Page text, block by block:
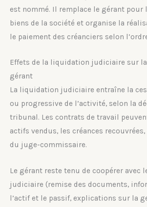
est nommé. Il remplace le gérant pour
biens de la société et organise la
le paiement des créanciers selon
Effets de la liquidation judiciaire sur
gérant
La liquidation judiciaire entraîne la
ou progressive de l’activité, selon la
tribunal. Les contrats de travail
actifs vendus, les créances
du juge-commissaire.
Le gérant reste tenu de coopérer avec
judiciaire (remise des documents,
l’actif et le passif, explications sur la